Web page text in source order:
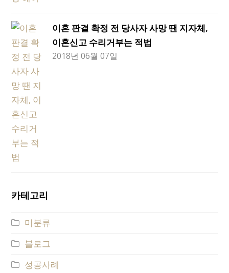
이혼 판결 확정 전 당사자 사망 땐 지자체,
이혼신고 수리거부는 적법
2018년 06월 07일
카테고리
미분류
블로그
성공사례